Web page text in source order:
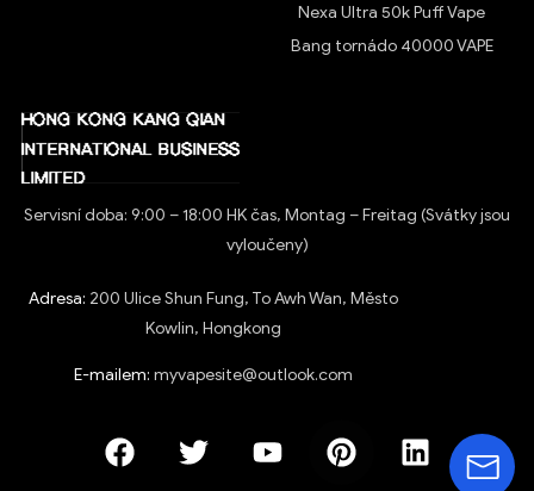
Nexa Ultra 50k Puff Vape
Bang tornádo 40000 VAPE
Servisní doba: 9:00 – 18:00 HK čas, Montag – Freitag (Svátky jsou
vyloučeny)
Adresa: 200 Ulice Shun Fung, To Awh Wan, Město
Kowlin, Hongkong
E-mailem: myvapesite@outlook.com